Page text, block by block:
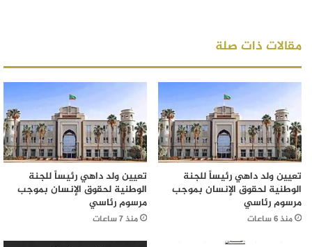
مقالات ذات صلة
تعيين ولد داهي رئيساً للجنة
الوطنية لحقوق الإنسان بموجب
مرسوم رئاسي
منذ 6 ساعات
تعيين ولد داهي رئيساً للجنة
الوطنية لحقوق الإنسان بموجب
مرسوم رئاسي
منذ 7 ساعات